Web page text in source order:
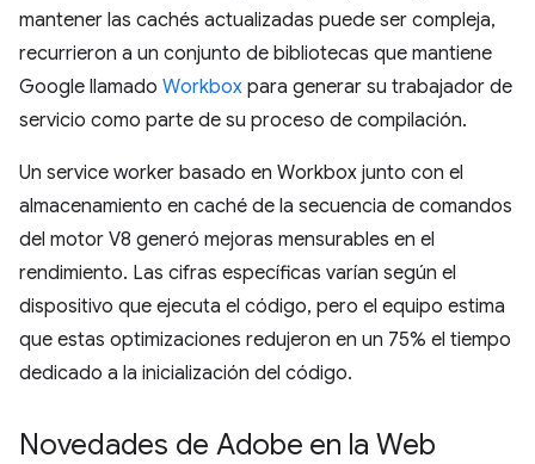
mantener las cachés actualizadas puede ser compleja,
recurrieron a un conjunto de bibliotecas que mantiene
Google llamado Workbox para generar su trabajador de
servicio como parte de su proceso de compilación.
Un service worker basado en Workbox junto con el
almacenamiento en caché de la secuencia de comandos
del motor V8 generó mejoras mensurables en el
rendimiento. Las cifras específicas varían según el
dispositivo que ejecuta el código, pero el equipo estima
que estas optimizaciones redujeron en un 75% el tiempo
dedicado a la inicialización del código.
Novedades de Adobe en la Web